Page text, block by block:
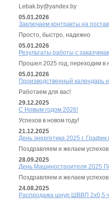
Lebak.by@yandex.by
05.01.2026
Заключаем контракты на
Просто, быстро, надежно
05.01.2026
Результаты работы с
Прошел 2025 год, переходим в
05.01.2026
Производственный календарь
Работаем для вас!
29.12.2025
С Новым годом 2026!
Успехов в новом году!
21.12.2025
День энергетика 2025 г.
Поздравляем и желаем
28.09.2025
День Машиностроителя 2025
Поздравляем и желаем
24.08.2025
Распродажа шнур ШВВП 2х0,5 ч